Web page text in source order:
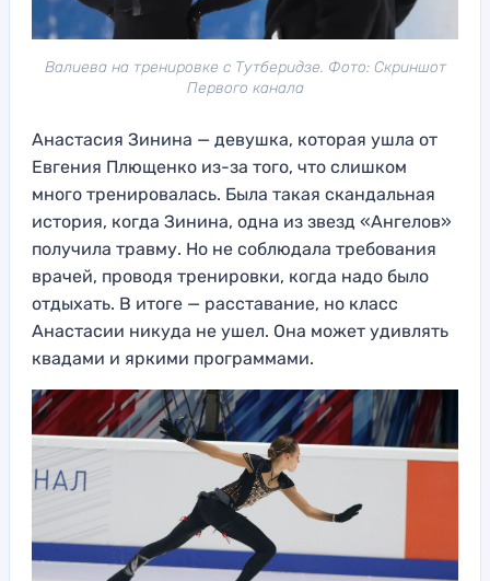
Валиева на тренировке с Тутберидзе. Фото: Скриншот
Первого канала
Анастасия Зинина — девушка, которая ушла от
Евгения Плющенко из-за того, что слишком
много тренировалась. Была такая скандальная
история, когда Зинина, одна из звезд «Ангелов»
получила травму. Но не соблюдала требования
врачей, проводя тренировки, когда надо было
отдыхать. В итоге — расставание, но класс
Анастасии никуда не ушел. Она может удивлять
квадами и яркими программами.